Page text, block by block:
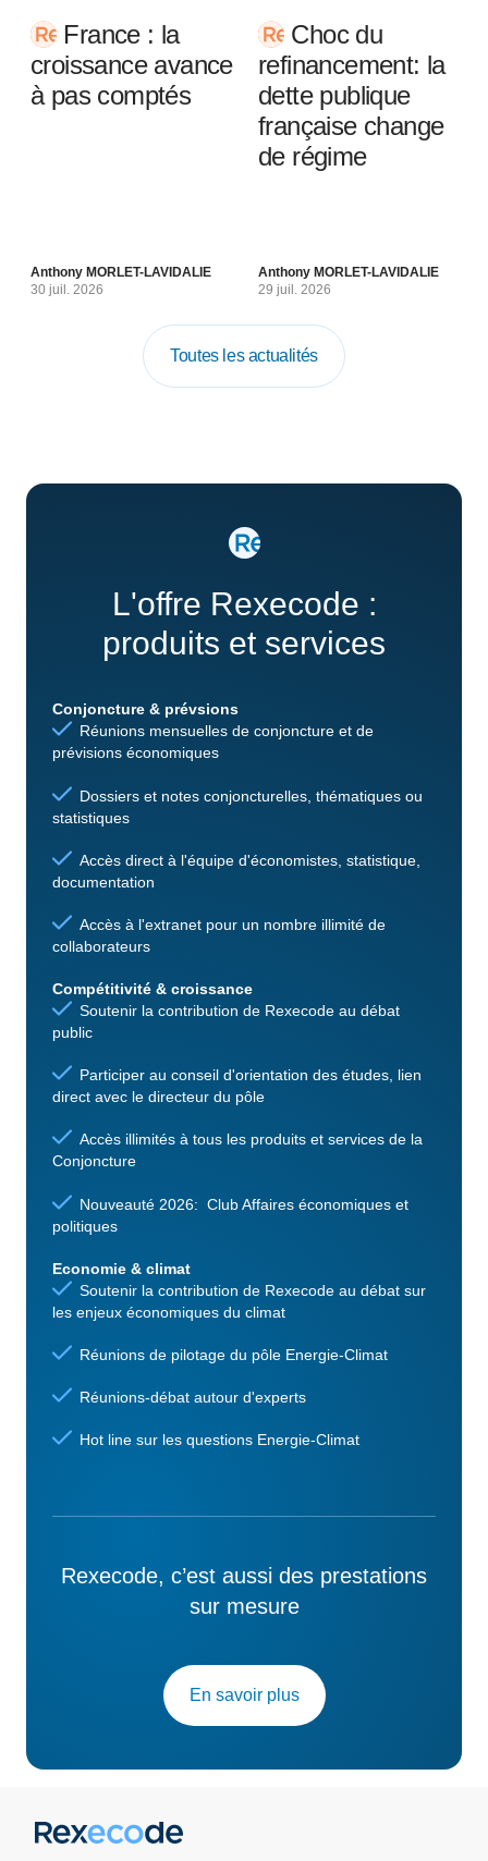
France : la
croissance avance
à pas comptés
Anthony MORLET-LAVIDALIE
30 juil. 2026
Choc du
refinancement: la
dette publique
française change
de régime
Anthony MORLET-LAVIDALIE
29 juil. 2026
Toutes les actualités
L'offre Rexecode :
produits et services
Conjoncture & prévsions
Réunions mensuelles de conjoncture et de
prévisions économiques
Dossiers et notes conjoncturelles, thématiques ou
statistiques
Accès direct à l'équipe d'économistes, statistique,
documentation
Accès à l'extranet pour un nombre illimité de
collaborateurs
Compétitivité & croissance
Soutenir la contribution de Rexecode au débat
public
Participer au conseil d'orientation des études, lien
direct avec le directeur du pôle
Accès illimités à tous les produits et services de la
Conjoncture
Nouveauté 2026: Club Affaires économiques et
politiques
Economie & climat
Soutenir la contribution de Rexecode au débat sur
les enjeux économiques du climat
Réunions de pilotage du pôle Energie-Climat
Réunions-débat autour d'experts
Hot line sur les questions Energie-Climat
Rexecode, c’est aussi des prestations
sur mesure
En savoir plus